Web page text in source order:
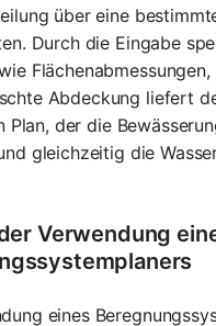
über eine
Durch die Eingabe
Abdeckung liefert
Plan, der die
gleichzeitig die
Verwendung
eines